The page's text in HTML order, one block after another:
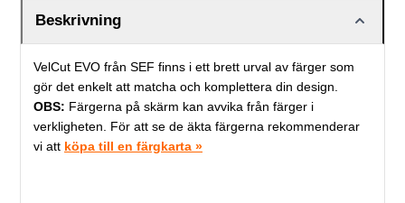
Beskrivning
VelCut EVO från SEF finns i ett brett urval av färger som
gör det enkelt att matcha och komplettera din design.
OBS: Färgerna på skärm kan avvika från färger i
verkligheten. För att se de äkta färgerna rekommenderar
vi att köpa till en färgkarta »